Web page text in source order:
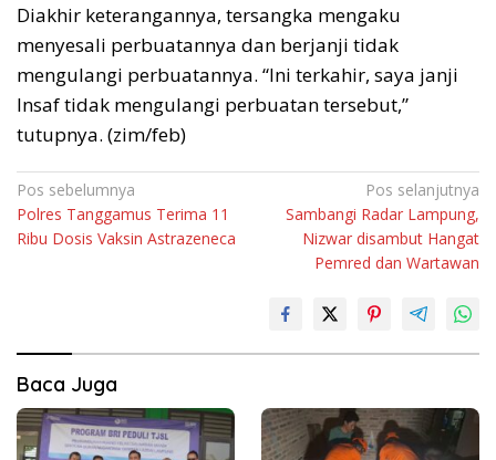
Diakhir keterangannya, tersangka mengaku
menyesali perbuatannya dan berjanji tidak
mengulangi perbuatannya. “Ini terkahir, saya janji
Insaf tidak mengulangi perbuatan tersebut,”
tutupnya. (zim/feb)
Navigasi
pos
Pos sebelumnya
Polres Tanggamus Terima 11
Ribu Dosis Vaksin Astrazeneca
Pos selanjutnya
Sambangi Radar Lampung,
Nizwar disambut Hangat
Pemred dan Wartawan
Baca Juga